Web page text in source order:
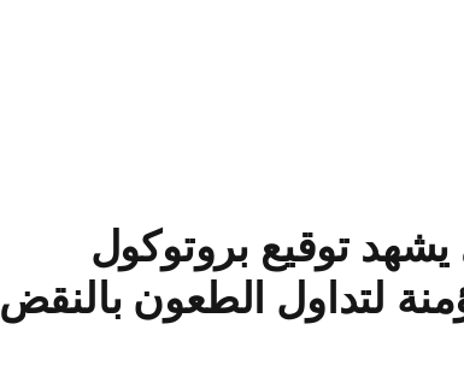
توقيع بروتوكول
لتداول الطعون بالنقض